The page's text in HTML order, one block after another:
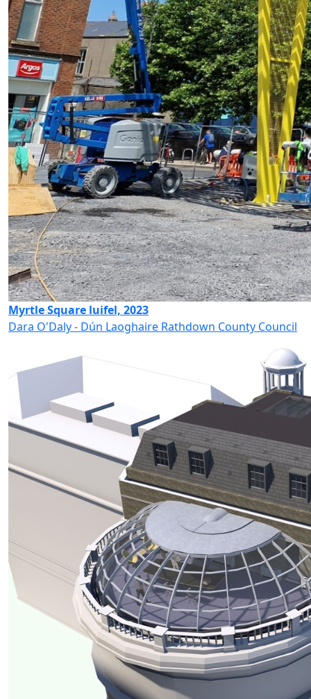
Myrtle Square luifel, 2023
Dara O'Daly - Dún Laoghaire Rathdown County Council